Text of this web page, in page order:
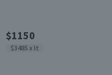
$1150
$3485 x lt